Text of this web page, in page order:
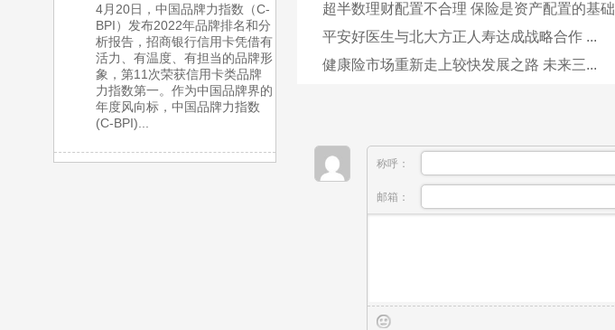
4月20日，中国品牌力指数（C-
BPI）发布2022年品牌排名和分
析报告，招商银行信用卡凭借有
活力、有温度、有担当的品牌形
象，第11次荣获信用卡类品牌
力指数第一。作为中国品牌界的
年度风向标，中国品牌力指数
(C-BPI)...
超半数理财配置不合理 保险是资产配置的基础
平安好医生与北大方正人寿达成战略合作 ...
健康险市场重新走上较快发展之路 未来三...
称呼：
邮箱：